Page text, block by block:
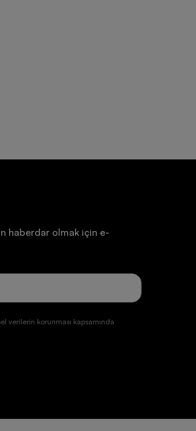
haberdar olmak için e-
verilerin korunması kapsamında